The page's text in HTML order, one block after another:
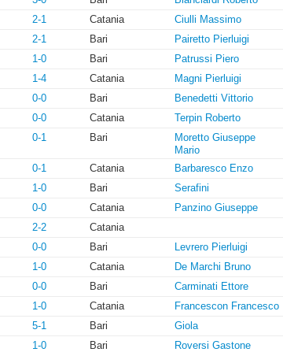
2-1 Catania
Ciulli Massimo
2-1 Bari
Pairetto Pierluigi
1-0 Bari
Patrussi Piero
1-4 Catania
Magni Pierluigi
0-0 Bari
Benedetti Vittorio
0-0 Catania
Terpin Roberto
0-1 Bari
Moretto Giuseppe
Mario
0-1 Catania
Barbaresco Enzo
1-0 Bari
Serafini
0-0 Catania
Panzino Giuseppe
2-2
Catania
0-0 Bari
Levrero Pierluigi
1-0 Catania
De Marchi Bruno
0-0 Bari
Carminati Ettore
1-0 Catania
Francescon Francesco
5-1 Bari
Giola
1-0 Bari
Roversi Gastone